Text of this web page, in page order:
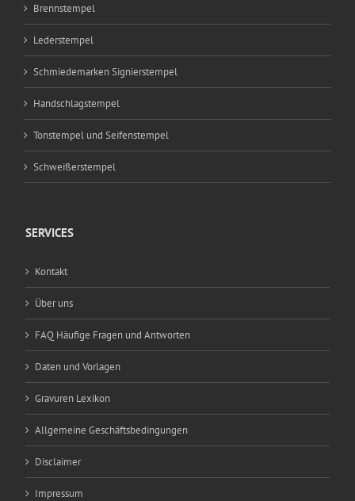
Brennstempel
Lederstempel
Schmiedemarken Signierstempel
Handschlagstempel
Tonstempel und Seifenstempel
Schweißerstempel
SERVICES
Kontakt
Über uns
FAQ Häufige Fragen und Antworten
Daten und Vorlagen
Gravuren Lexikon
Allgemeine Geschäftsbedingungen
Disclaimer
Impressum